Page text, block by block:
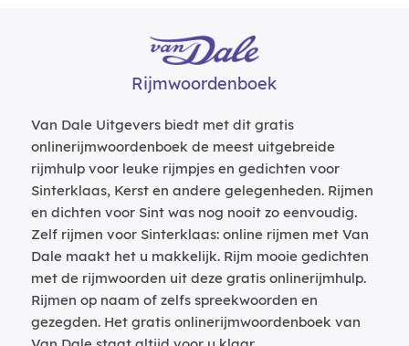
Rijmwoordenboek
Van Dale Uitgevers biedt met dit gratis
onlinerijmwoordenboek de meest uitgebreide
rijmhulp voor leuke rijmpjes en gedichten voor
Sinterklaas, Kerst en andere gelegenheden. Rijmen
en dichten voor Sint was nog nooit zo eenvoudig.
Zelf rijmen voor Sinterklaas: online rijmen met Van
Dale maakt het u makkelijk. Rijm mooie gedichten
met de rijmwoorden uit deze gratis onlinerijmhulp.
Rijmen op naam of zelfs spreekwoorden en
gezegden. Het gratis onlinerijmwoordenboek van